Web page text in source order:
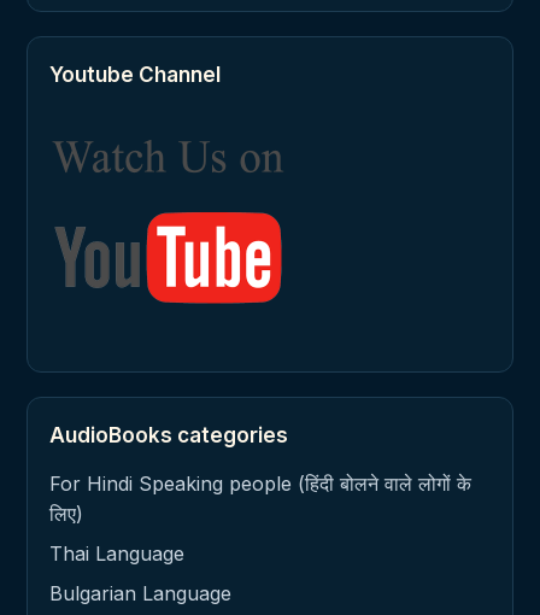
Youtube Channel
AudioBooks categories
For Hindi Speaking people (हिंदी बोलने वाले लोगों के
लिए)
Thai Language
Bulgarian Language